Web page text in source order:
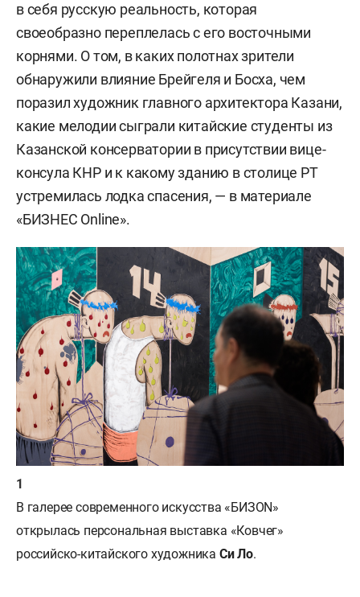
в себя русскую реальность, которая
своеобразно переплелась с его восточными
корнями. О том, в каких полотнах зрители
обнаружили влияние Брейгеля и Босха, чем
поразил художник главного архитектора Казани,
какие мелодии сыграли китайские студенты из
Казанской консерватории в присутствии вице-
консула КНР и к какому зданию в столице РТ
устремилась лодка спасения, — в материале
«БИЗНЕС Online».
В галерее современного искусства «БИЗОN»
открылась персональная выставка «Ковчег»
российско-китайского художника Си Ло.